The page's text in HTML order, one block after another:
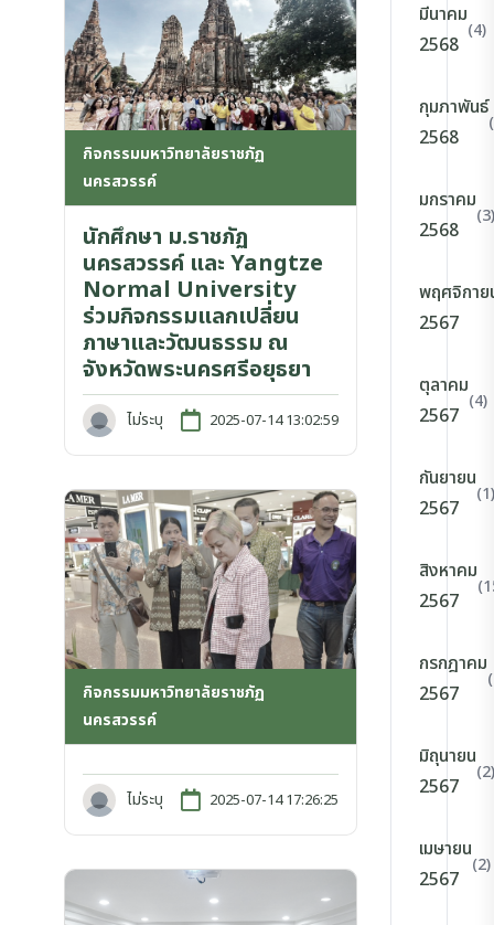
กิจกรรมมหาวิทยาลัยราชภัฏ
นครสวรรค์
นักศึกษา ม.ราชภัฏ
นครสวรรค์ และ Yangtze
Normal University
ร่วมกิจกรรมแลกเปลี่ยน
ภาษาและวัฒนธรรม ณ
จังหวัดพระนครศรีอยุธยา
ไม่ระบุ 2025-07-14 13:02:59
กิจกรรมมหาวิทยาลัยราชภัฏ
นครสวรรค์
ไม่ระบุ 2025-07-14 17:26:25
มีนาคม
2568
(4)
กุมภาพันธ์
2568
มกราคม
2568
(3)
พฤศจิกาย
2567
ตุลาคม
2567
(4)
กันยายน
2567
(1)
สิงหาคม
2567
กรกฎาคม
2567
มิถุนายน
2567
(2)
เมษายน
2567
(2)